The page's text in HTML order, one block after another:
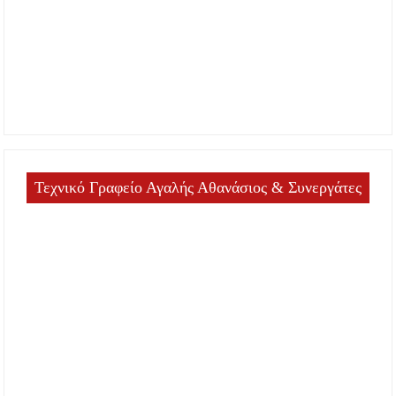
Τεχνικό Γραφείο Αγαλής Αθανάσιος & Συνεργάτες